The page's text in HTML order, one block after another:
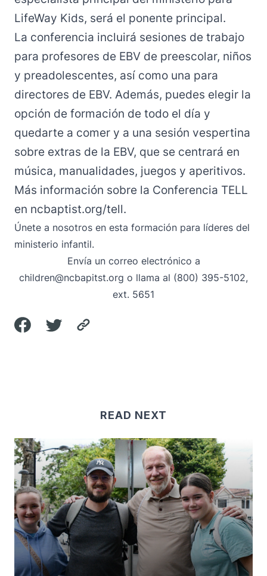
LifeWay Kids, será el ponente principal.
La conferencia incluirá sesiones de trabajo
para profesores de EBV de preescolar, niños
y preadolescentes, así como una para
directores de EBV. Además, puedes elegir la
opción de formación de todo el día y
quedarte a comer y a una sesión vespertina
sobre extras de la EBV, que se centrará en
música, manualidades, juegos y aperitivos.
Más información sobre la Conferencia TELL
en ncbaptist.org/tell.
Únete a nosotros en esta formación para líderes del
ministerio infantil.
Envía un correo electrónico a
children@ncbapitst.org o llama al (800) 395-5102,
ext. 5651
READ NEXT